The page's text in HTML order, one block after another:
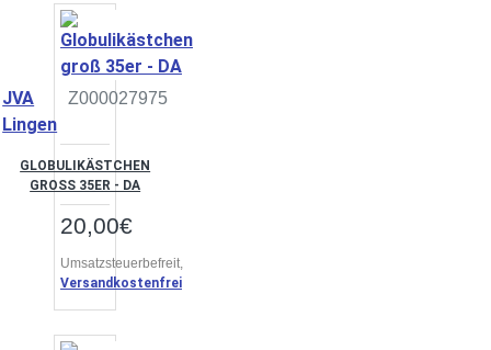
JVA
Lingen
Z000027975
GLOBULIKÄSTCHEN
GROSS 35ER - DA
20,00€
Umsatzsteuerbefreit,
Versandkostenfrei